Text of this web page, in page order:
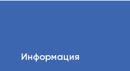
Информация